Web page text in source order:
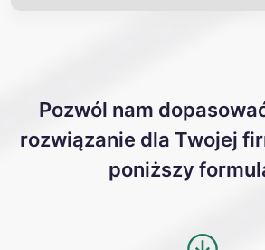
Pozwól nam
rozwiązanie dla Twojej
poniższy